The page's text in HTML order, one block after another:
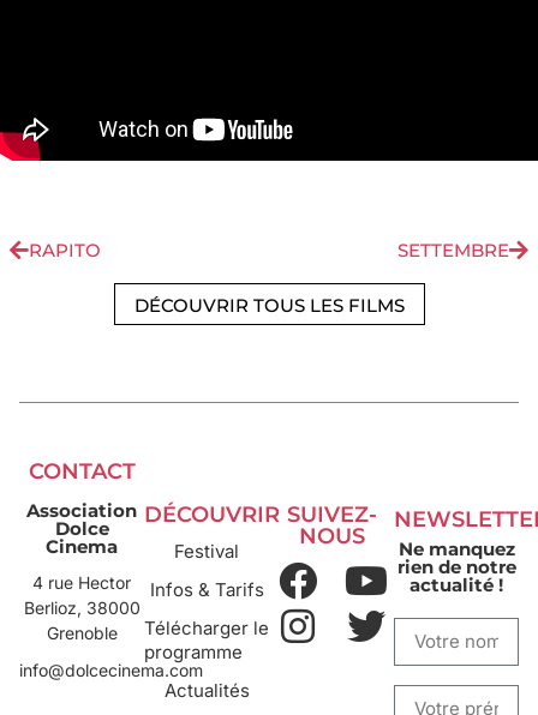
RAPITO SETTEMBRE
DÉCOUVRIR TOUS LES FILMS
CONTACT
Association
Dolce
Cinema
4 rue Hector
Berlioz, 38000
Grenoble
info@dolcecinema.com
DÉCOUVRIR
Festival
Infos & Tarifs
Télécharger le
programme
Actualités
SUIVEZ-
NOUS
Ne manquez
rien de notre
actualité !